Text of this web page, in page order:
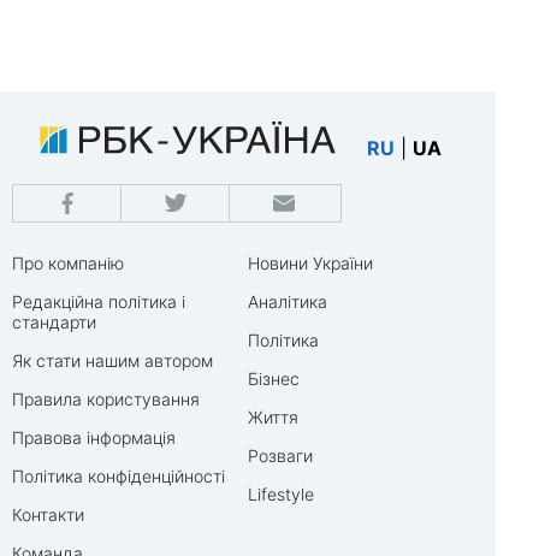
RU UA
Про компанію
Редакційна політика і
стандарти
Як стати нашим автором
Правила користування
Правова інформація
Політика конфіденційності
Контакти
Новини України
Аналітика
Політика
Бізнес
Життя
Розваги
Lifestyle